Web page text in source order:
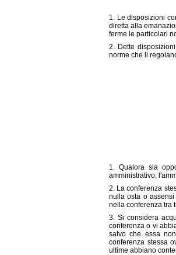
1. Le disposizioni
diretta alla
ferme le particolari
2. Dette
norme che li
1. Qualora sia
amministrativo,
2. La conferenza
nulla osta o
nella conferenza tra
3. Si considera
conferenza o vi
salvo che essa
conferenza stessa
ultime abbiano